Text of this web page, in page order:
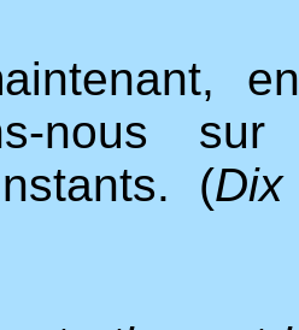
nous
(